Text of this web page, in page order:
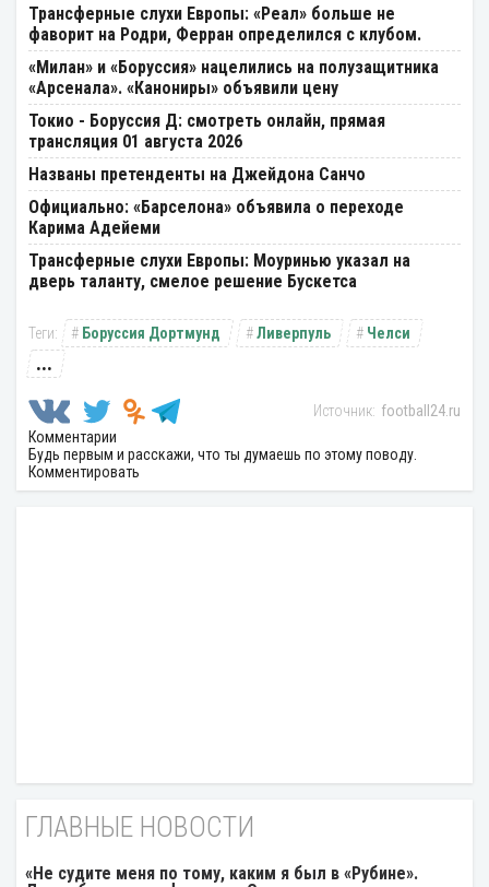
Трансферные слухи Европы: «Реал» больше не
фаворит на Родри, Ферран определился с клубом.
«Милан» и «Боруссия» нацелились на полузащитника
«Арсенала». «Канониры» объявили цену
Токио - Боруссия Д: смотреть онлайн, прямая
трансляция 01 августа 2026
Названы претенденты на Джейдона Санчо
Официально: «Барселона» объявила о переходе
Карима Адейеми
Трансферные слухи Европы: Моуринью указал на
дверь таланту, смелое решение Бускетса
Боруссия Дортмунд Ливерпуль Челси
...
football24.ru
Комментарии
Будь первым и расскажи, что ты думаешь по этому поводу.
Комментировать
ГЛАВНЫЕ НОВОСТИ
«Не судите меня по тому, каким я был в «Рубине».